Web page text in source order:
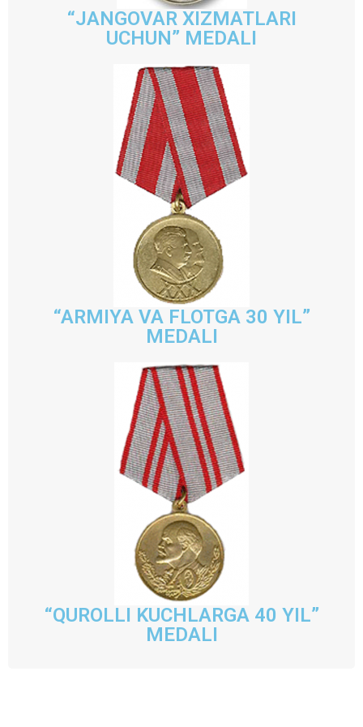
“JANGOVAR XIZMATLARI
UCHUN” MEDALI
“ARMIYA VA FLOTGA 30 YIL”
MEDALI
“QUROLLI KUCHLARGA 40 YIL”
MEDALI